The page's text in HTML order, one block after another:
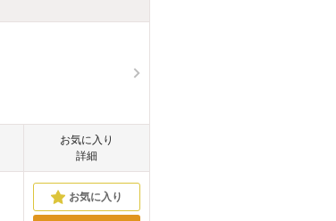
お気に入り
詳細